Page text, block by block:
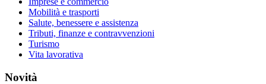
Mobilità e trasporti
Salute, benessere e assistenza
Tributi, finanze e contravvenzioni
Turismo
Vita lavorativa
Novità